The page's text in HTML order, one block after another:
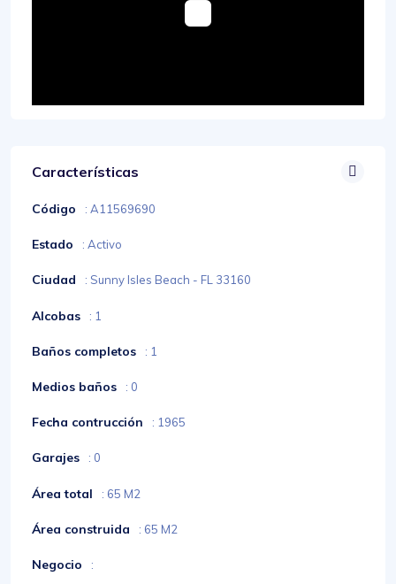
Características
Código : A11569690
Estado : Activo
Ciudad : Sunny Isles Beach - FL 33160
Alcobas : 1
Baños completos : 1
Medios baños : 0
Fecha contrucción : 1965
Garajes : 0
Área total : 65 M2
Área construida : 65 M2
Negocio :